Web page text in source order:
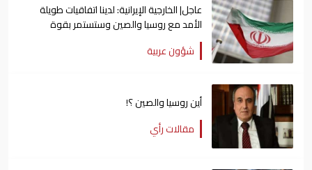
عاجل| الخارجية الإيرانية: لدينا اتفاقيات طويلة
الأمد مع روسيا والصين وستستمر بقوة
شؤون عربية
أين روسيا والصين ؟!
مقالات رأي